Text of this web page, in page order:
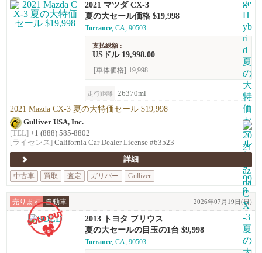
2021 マツダ CX-3
夏の大セール価格 $19,998
Torrance, CA, 90503
支払総額 :
USドル 19,998.00
[車体価格] 19,998
走行距離 26370ml
2021 Mazda CX-3 夏の大特価セール $19,998
Gulliver USA, Inc.
[TEL] +1 (888) 585-8802
[ライセンス] California Car Dealer License #63523
詳細
中古車
買取 査定 ガリバー Gulliver
売ります 自動車 2026年07月19日(日)
2013 トヨタ プリウス
夏の大セールの目玉の1台 $9,998
Torrance, CA, 90503